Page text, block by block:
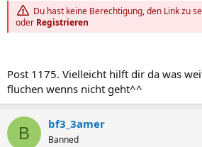
Du hast keine Berechtigung, den Link zu
oder Registrieren
Post 1175. Vielleicht hilft dir da was
fluchen wenns nicht geht^^
B bf3_3amer
Banned